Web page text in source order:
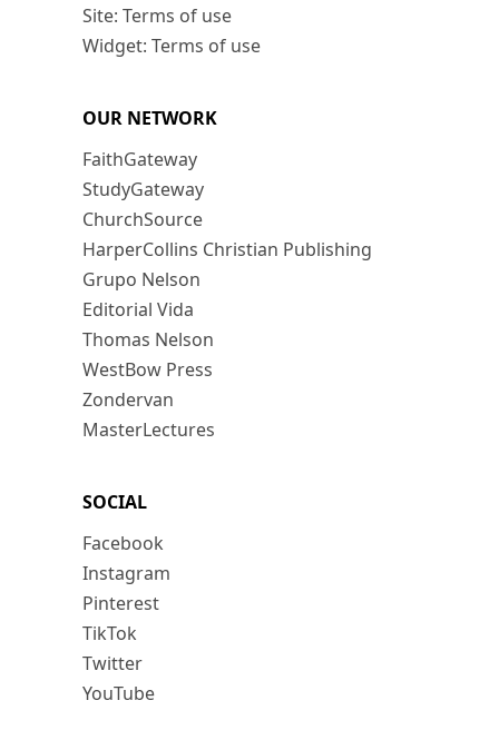
Site: Terms of use
Widget: Terms of use
OUR NETWORK
FaithGateway
StudyGateway
ChurchSource
HarperCollins Christian Publishing
Grupo Nelson
Editorial Vida
Thomas Nelson
WestBow Press
Zondervan
MasterLectures
SOCIAL
Facebook
Instagram
Pinterest
TikTok
Twitter
YouTube